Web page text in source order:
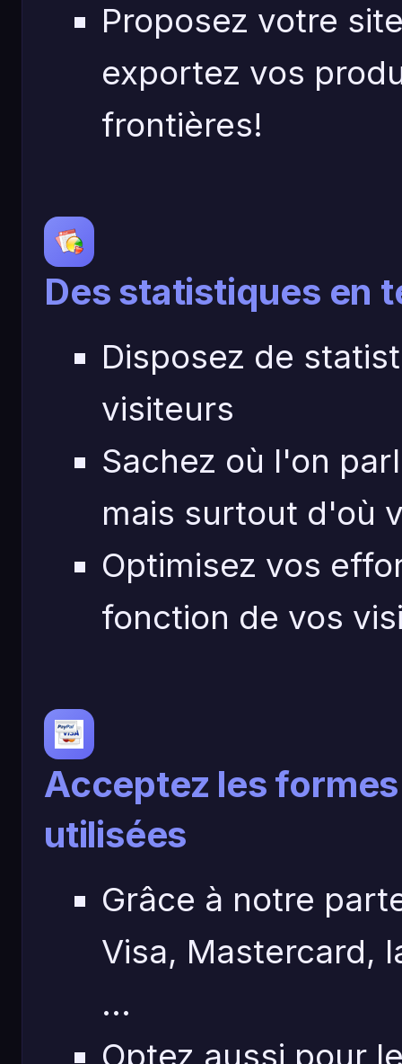
Proposez votre
exportez vos
frontières!
Des statistiques en
Disposez de
visiteurs
Sachez où l'on
mais surtout d'où
Optimisez vos
fonction de vos
Acceptez les
utilisées
Grâce à notre
Visa, Mastercard,
...
Optez aussi pour